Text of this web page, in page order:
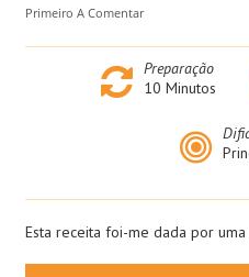
Primeiro A Comentar
Preparação
10 Minutos
Esta receita foi-me dada por